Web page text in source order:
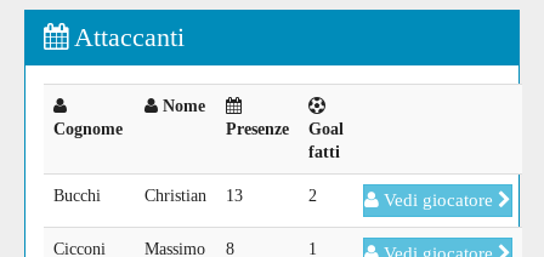
Attaccanti
Cognome
Nome
Presenze
Goal
fatti
Bucchi Christian 13 2 Vedi giocatore
Cicconi Massimo 8 1